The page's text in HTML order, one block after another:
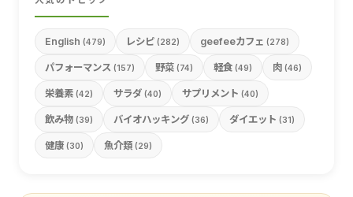
English (479) レシピ (282) geefeeカフェ (278)
パフォーマンス (157) 野菜 (74) 軽食 (49) 肉 (46)
栄養素 (42) サラダ (40) サプリメント (40)
飲み物 (39) バイオハッキング (36) ダイエット (31)
健康 (30) 魚介類 (29)